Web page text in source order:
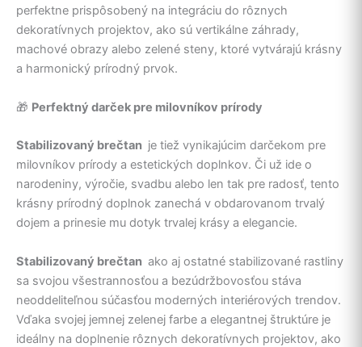
perfektne prispôsobený na integráciu do rôznych
dekoratívnych projektov, ako sú vertikálne záhrady,
machové obrazy alebo zelené steny, ktoré vytvárajú krásny
a harmonický prírodný prvok.
🎁 Perfektný darček pre milovníkov prírody
Stabilizovaný brečtan je tiež vynikajúcim darčekom pre
milovníkov prírody a estetických doplnkov. Či už ide o
narodeniny, výročie, svadbu alebo len tak pre radosť, tento
krásny prírodný doplnok zanechá v obdarovanom trvalý
dojem a prinesie mu dotyk trvalej krásy a elegancie.
Stabilizovaný brečtan ako aj ostatné stabilizované rastliny
sa svojou všestrannosťou a bezúdržbovosťou stáva
neoddeliteľnou súčasťou moderných interiérových trendov.
Vďaka svojej jemnej zelenej farbe a elegantnej štruktúre je
ideálny na doplnenie rôznych dekoratívnych projektov, ako